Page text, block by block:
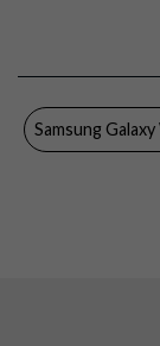
Varumärke
Samsung